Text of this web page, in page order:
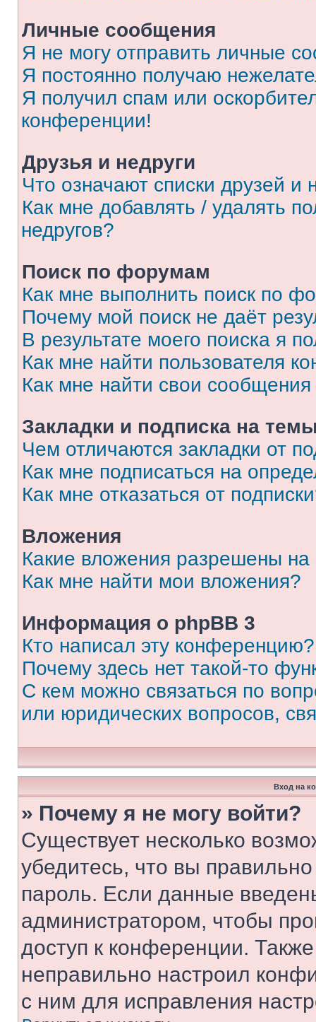
Личные сообщения
Я не могу отправить личные
Я постоянно получаю
Я получил спам или
конференции!
Друзья и недруги
Что означают списки друзей и
Как мне добавлять / удалять
недругов?
Поиск по форумам
Как мне выполнить поиск по
Почему мой поиск не даёт
В результате моего поиска я
Как мне найти пользователя
Как мне найти свои
Закладки и подписка на
Чем отличаются закладки от
Как мне подписаться на
Как мне отказаться от
Вложения
Какие вложения разрешены
Как мне найти мои вложения?
Информация о phpBB 3
Кто написал эту конференцию?
Почему здесь нет такой-то
С кем можно связаться по
или юридических вопросов,
Вход на
» Почему я не могу войти?
Существует несколько
убедитесь, что вы
пароль. Если данные
администратором, чтобы
доступ к конференции.
неправильно настроил
с ним для исправления